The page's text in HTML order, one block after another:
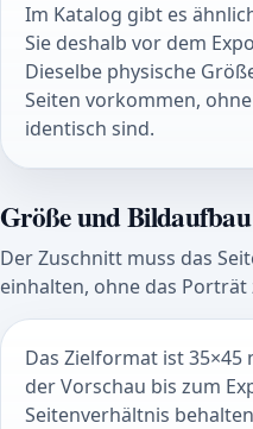
Im Katalog gibt es
Sie deshalb vor dem
Dieselbe physische
Seiten vorkommen,
identisch sind.
Größe und Bildaufbau
Der Zuschnitt muss das
einhalten, ohne das Porträt
Das Zielformat ist 35×45
der Vorschau bis zum
Seitenverhältnis